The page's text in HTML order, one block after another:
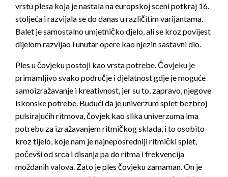
vrstu plesa koja je nastala na europskoj sceni potkraj 16.
stoljeća i razvijala se do danas u različitim varijantama.
Balet je samostalno umjetničko djelo, ali se kroz povijest
dijelom razvijao i unutar opere kao njezin sastavni dio.
Ples u čovjeku postoji kao vrsta potrebe. Čovjeku je
primamljivo svako područje i djelatnost gdje je moguće
samoizražavanje i kreativnost, jer su to, zapravo, njegove
iskonske potrebe. Budući da je univerzum splet bezbroj
pulsirajućih ritmova, čovjek kao slika univerzuma ima
potrebu za izražavanjem ritmičkog sklada, i to osobito
kroz tijelo, koje nam je najneposredniji ritmički splet,
počevši od srca i disanja pa do ritma i frekvencija
moždanih valova. Zato je ples čovjeku zamaman. On je